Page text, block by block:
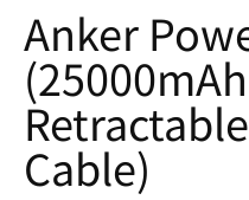
Anker
Cable)